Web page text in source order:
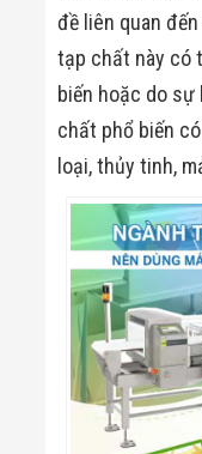
đề liên quan
tạp chất này có
biến hoặc do sự
chất phổ biến
loại, thủy tinh,